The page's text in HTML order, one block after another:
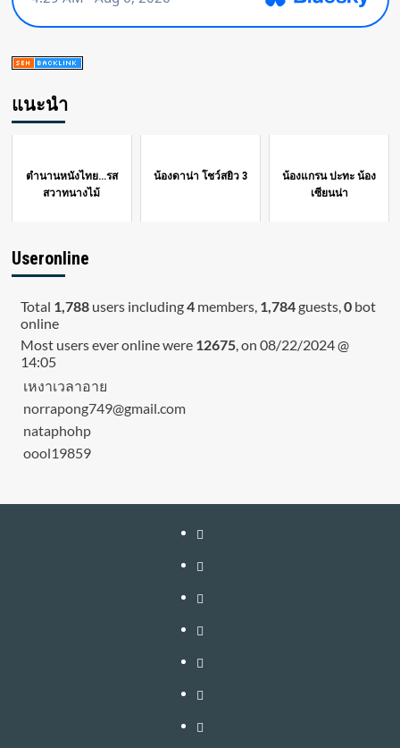
แนะนำ
ตำนานหนังไทย...รส
สวาทนางไม้
น้องดาน่า โชว์สยิว 3
น้องแกรน ปะทะ น้อง
เซียนน่า
Useronline
Total 1,788users including4members, 1,784guests, 0bot
online
Most users ever online were 12675, on 08/22/2024 @
14:05
เหงาเวลาอาย
norrapong749@gmail.com
nataphohp
oool19859
หน้า
แรก
สมัคร
สมาชิก
เติม
เงิน
อัพเกรด
เข้า
สู่
ระบบ
วิธี
ใช้
งาน
วิธี
สมัคร
ติดต่อ